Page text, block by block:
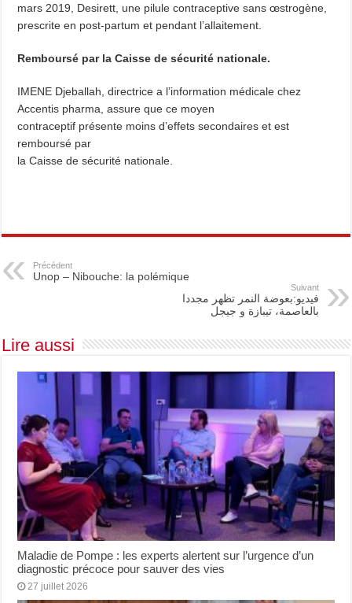
mars 2019, Desirett, une pilule contraceptive sans œstrogène,
prescrite en post-partum et pendant l’allaitement.
Remboursé par la Caisse de sécurité nationale.
IMENE Djeballah, directrice a l’information médicale chez
Accentis pharma, assure que ce moyen
contraceptif présente moins d’effets secondaires et est
remboursé par
la Caisse de sécurité nationale.
Précédent
Unop – Nibouche: la polémique
Suivant
فيديو:بعوضة النمر تظهر مجددا
بالعاصمة، تيبازة و جيجل
Lire aussi
Maladie de Pompe : les experts alertent sur l’urgence d’un
diagnostic précoce pour sauver des vies
27 juillet 2026